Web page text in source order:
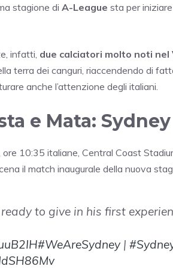
stagione di A-League sta per
infatti, due calciatori molto noti nel
terra dei canguri, riaccendendo di
anche l’attenzione degli italiani.
e Mata:
10:35 italiane, Central Coast
il match inaugurale della nuova
to give in his first
#WeAreSydney|